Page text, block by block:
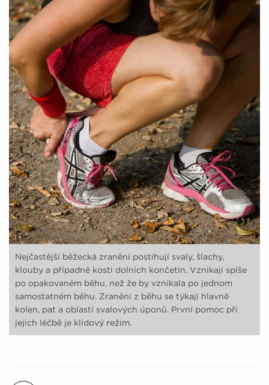
Nejčastější běžecká zranění postihují svaly, šlachy,
klouby a případně kosti dolních končetin. Vznikají spíše
po opakovaném běhu, než že by vznikala po jednom
samostatném běhu. Zranění z běhu se týkají hlavně
kolen, pat a oblastí svalových úponů. První pomoc při
jejich léčbě je klidový režim.